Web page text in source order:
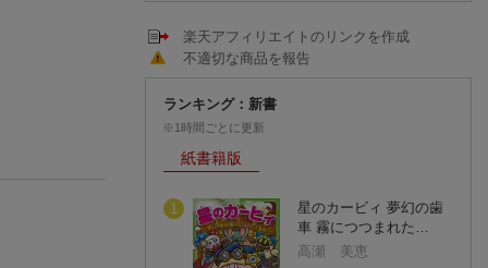
楽天アフィリエイトのリンクを作成
不適切な商品を報告
ランキング：新書
※1時間ごとに更新
紙書籍版
1
星のカービィ 夢幻の歯
車 霧につつまれた…
高瀬 美恵